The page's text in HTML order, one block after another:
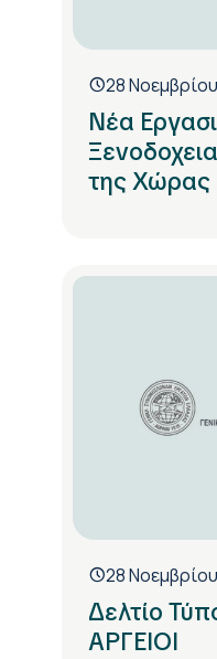
28
Νέα
της Χώρας
28
Δελτίο
ΑΡΓΕΙΟΙ